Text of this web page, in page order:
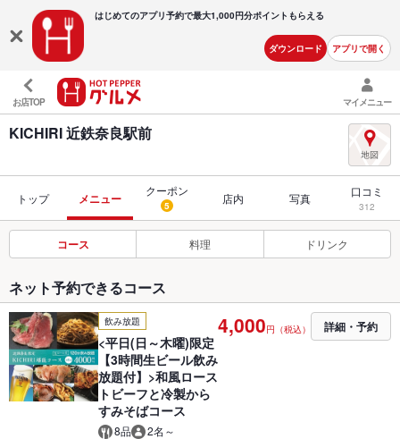
はじめてのアプリ予約で最大1,000円分ポイントもらえる
ダウンロード アプリで開く
お店TOP マイメニュー
KICHIRI 近鉄奈良駅前
トップ メニュー
クーポン
5 店内 写真 口コミ
312
コース 料理 ドリンク
ネット予約できるコース
飲み放題
<平日(日～木曜)限定
【3時間生ビール飲み
放題付】>和風ロース
トビーフと冷製から
すみそばコース
8品 2名～
4,000円（税込） 詳細・予約